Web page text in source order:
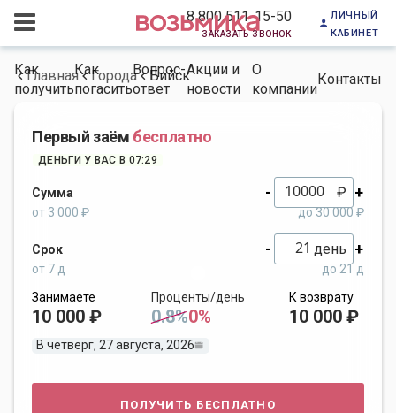
8 800 511-15-50
заказать звонок
личный
кабинет
Как
получить
Как
погасить
Вопрос-
ответ
Акции и
новости
О
компании
Контакты
Главная Города Бийск
Первый заём бесплатно
ДЕНЬГИ У ВАС В 07:29
Сумма - ₽ +
от 3 000 ₽ до 30 000 ₽
Срок - день +
от 7 д
до 21 д
Занимаете
10 000 ₽
Проценты/день
0.8%0%
К возврату
10 000 ₽
В четверг, 27 августа, 2026
получить бесплатно